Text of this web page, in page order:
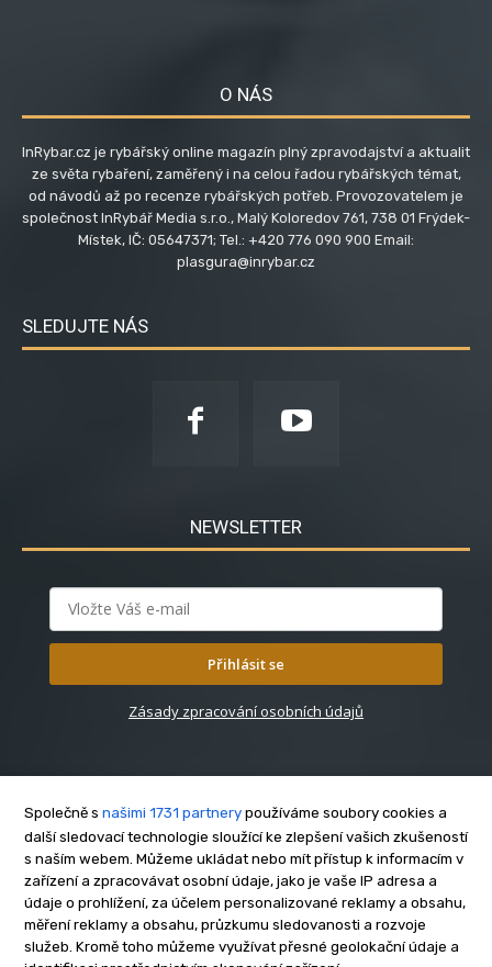
O NÁS
InRybar.cz je rybářský online magazín plný zpravodajství a aktualit
ze světa rybaření, zaměřený i na celou řadou rybářských témat,
od návodů až po recenze rybářských potřeb. Provozovatelem je
společnost InRybář Media s.r.o., Malý Koloredov 761, 738 01 Frýdek-
Místek, IČ: 05647371; Tel.: +420 776 090 900 Email:
plasgura@inrybar.cz
SLEDUJTE NÁS
NEWSLETTER
Přihlásit se
Zásady zpracování osobních údajů
O nás
Kontakt
Reklama
Zásady soukromí
Společně s našimi 1731 partnery používáme soubory cookies a
další sledovací technologie sloužící ke zlepšení vašich zkušeností
s naším webem. Můžeme ukládat nebo mít přístup k informacím v
zařízení a zpracovávat osobní údaje, jako je vaše IP adresa a
údaje o prohlížení, za účelem personalizované reklamy a obsahu,
měření reklamy a obsahu, průzkumu sledovanosti a rozvoje
služeb. Kromě toho můžeme využívat přesné geolokační údaje a